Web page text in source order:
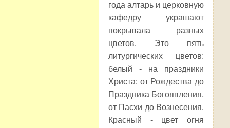
года алтарь и церковную
кафедру украшают
покрывала разных
цветов. Это пять
литургических цветов:
белый - на праздники
Христа: от Рождества до
Праздника Богоявления,
от Пасхи до Вознесения.
Красный - цвет огня